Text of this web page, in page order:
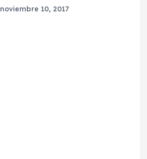
noviembre 10, 2017